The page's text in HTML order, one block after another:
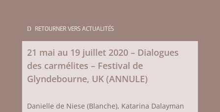
RETOURNER VERS ACTUALITÉS
21 mai au 19 juillet 2020 – Dialogues
des carmélites – Festival de
Glyndebourne, UK (ANNULE)
Danielle de Niese (Blanche), Katarina Dalayman